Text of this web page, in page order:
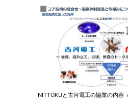
NITTOKUと古河電工の協業の内容